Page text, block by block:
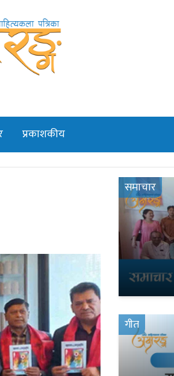
प्रकाशकीय
समाचार
गीत